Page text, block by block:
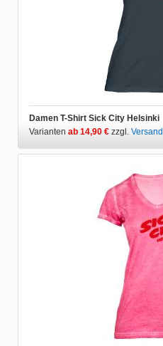
Damen T-Shirt Sick City Helsinki
Varianten ab 14,90 € zzgl. Versand